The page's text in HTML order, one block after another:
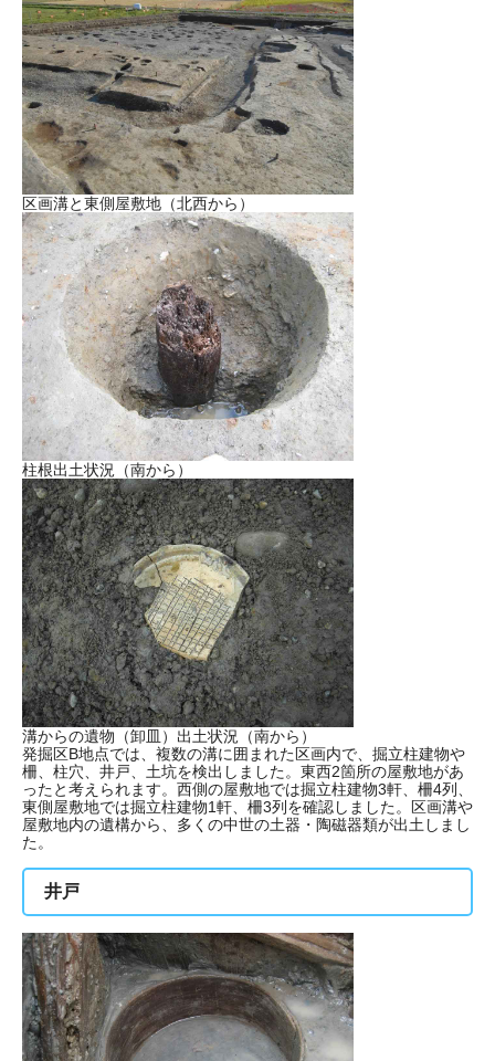
区画溝と東側屋敷地（北西から）
柱根出土状況（南から）
溝からの遺物（卸皿）出土状況（南から）
発掘区B地点では、複数の溝に囲まれた区画内で、掘立柱建物や
柵、柱穴、井戸、土坑を検出しました。東西2箇所の屋敷地があ
ったと考えられます。西側の屋敷地では掘立柱建物3軒、柵4列、
東側屋敷地では掘立柱建物1軒、柵3列を確認しました。区画溝や
屋敷地内の遺構から、多くの中世の土器・陶磁器類が出土しまし
た。
井戸